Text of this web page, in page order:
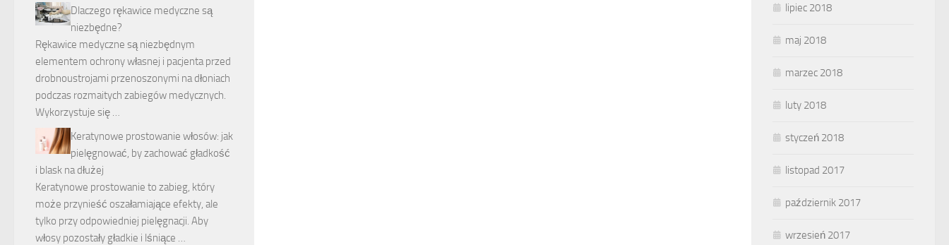
Dlaczego rękawice medyczne są
niezbędne?
Rękawice medyczne są niezbędnym
elementem ochrony własnej i pacjenta przed
drobnoustrojami przenoszonymi na dłoniach
podczas rozmaitych zabiegów medycznych.
Wykorzystuje się …
Keratynowe prostowanie włosów: jak
pielęgnować, by zachować gładkość
i blask na dłużej
Keratynowe prostowanie to zabieg, który
może przynieść oszałamiające efekty, ale
tylko przy odpowiedniej pielęgnacji. Aby
włosy pozostały gładkie i lśniące …
lipiec 2018
maj 2018
marzec 2018
luty 2018
styczeń 2018
listopad 2017
październik 2017
wrzesień 2017